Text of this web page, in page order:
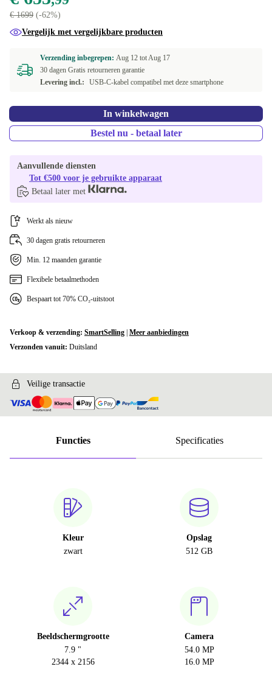
€ 1699 (-62%)
Vergelijk met vergelijkbare producten
Verzending inbegrepen: Aug 12 totAug 17
30 dagen Gratis retourneren garantie
Levering incl.:
USB-C-kabel compatibel met deze smartphone
In winkelwagen
Bestel nu - betaal later
Aanvullende diensten
Tot €500 voor je gebruikte apparaat
Betaal later met
Werkt als nieuw
30 dagen gratis retourneren
Min. 12 maanden garantie
Flexibele betaalmethoden
Bespaart tot 70% CO₂-uitstoot
Verkoop & verzending: SmartSelling Meer aanbiedingen
Verzonden vanuit: Duitsland
Veilige transactie
Functies Specificaties
Kleur
zwart
Opslag
512 GB
Beeldschermgrootte
7.9 "
2344 x 2156
Camera
54.0 MP
16.0 MP